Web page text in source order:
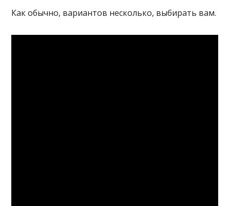
Как обычно, вариантов несколько, выбирать вам.